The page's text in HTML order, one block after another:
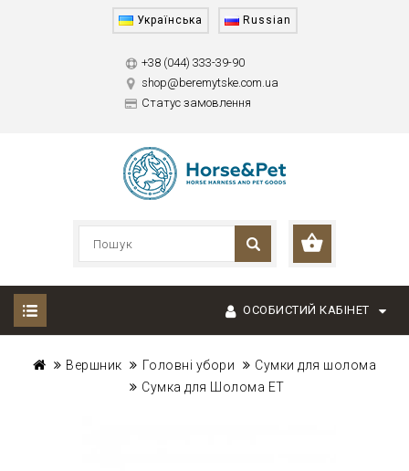
Українська Russian
+38 (044) 333-39-90
shop@beremytske.com.ua
Статус замовлення
ОСОБИСТИЙ КАБІНЕТ
Вершник Головні убори
Сумки для шолома
Сумка для Шолома ET